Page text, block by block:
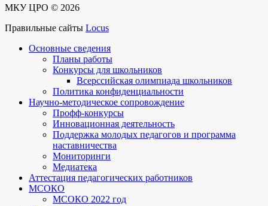
МКУ ЦРО © 2026
Правильные сайты Locus
Основные сведения
Планы работы
Конкурсы для школьников
Всерссийская олимпиада школьников
Политика конфиденциальности
Научно-методическое сопровождение
Профф-конкурсы
Инновационная деятельность
Поддержка молодых педагогов и программа
наставничества
Мониторинги
Медиатека
Аттестация педагогических работников
МСОКО
МСОКО 2022 год